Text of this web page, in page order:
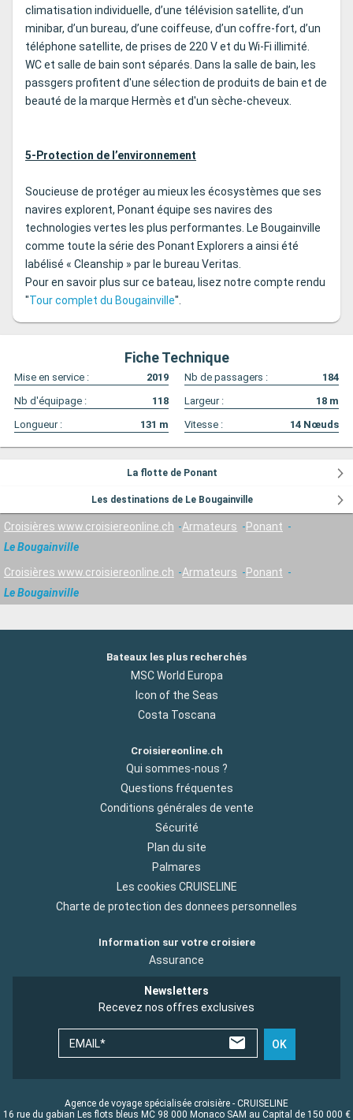
climatisation individuelle, d’une télévision satellite, d’un
minibar, d’un bureau, d’une coiffeuse, d’un coffre-fort, d’un
téléphone satellite, de prises de 220 V et du Wi-Fi illimité.
WC et salle de bain sont séparés. Dans la salle de bain, les
passgers profitent d'une sélection de produits de bain et de
beauté de la marque Hermès et d'un sèche-cheveux.
5-Protection de l’environnement
Soucieuse de protéger au mieux les écosystèmes que ses
navires explorent, Ponant équipe ses navires des
technologies vertes les plus performantes. Le Bougainville
comme toute la série des Ponant Explorers a ainsi été
labélisé « Cleanship » par le bureau Veritas.
Pour en savoir plus sur ce bateau, lisez notre compte rendu
"Tour complet du Bougainville".
Fiche Technique
Mise en service : 2019 Nb de passagers :
184
Nb d'équipage :
118 Largeur : 18 m
Longueur :
131 m Vitesse : 14 Nœuds
La flotte de Ponant
Les destinations de Le Bougainville
Croisières www.croisiereonline.ch Armateurs
Ponant
Le Bougainville
Croisières www.croisiereonline.ch Armateurs
Ponant
Le Bougainville
Bateaux les plus recherchés
MSC World Europa
Icon of the Seas
Costa Toscana
Croisiereonline.ch
Qui sommes-nous ?
Questions fréquentes
Conditions générales de vente
Sécurité
Plan du site
Palmares
Les cookies CRUISELINE
Charte de protection des donnees personnelles
Information sur votre croisiere
Assurance
Newsletters
Recevez nos offres exclusives
EMAIL* OK
Agence de voyage spécialisée croisière - CRUISELINE
16 rue du gabian Les flots bleus MC 98 000 Monaco SAM au Capital de 150 000 €